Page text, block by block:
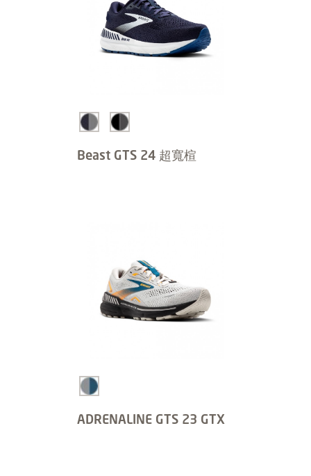
Beast GTS 24 超寬楦
ADRENALINE GTS 23 GTX